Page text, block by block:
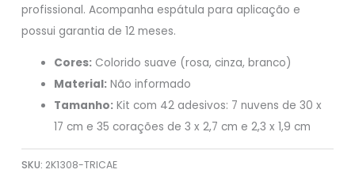
profissional. Acompanha espátula para aplicação e
possui garantia de 12 meses.
Cores: Colorido suave (rosa, cinza, branco)
Material: Não informado
Tamanho: Kit com 42 adesivos: 7 nuvens de 30 x
17 cm e 35 corações de 3 x 2,7 cm e 2,3 x 1,9 cm
SKU: 2K1308-TRICAE